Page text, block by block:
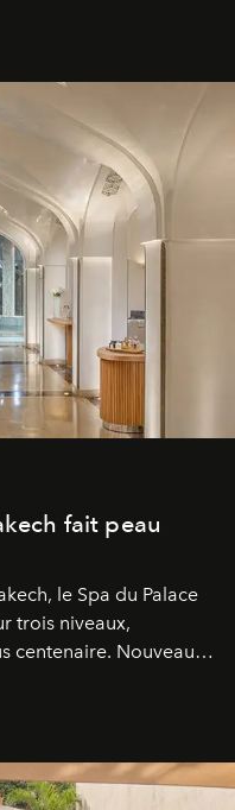
fait peau
le Spa du Palace
trois niveaux,
centenaire. Nouveau
et studio dédié au
et rituels